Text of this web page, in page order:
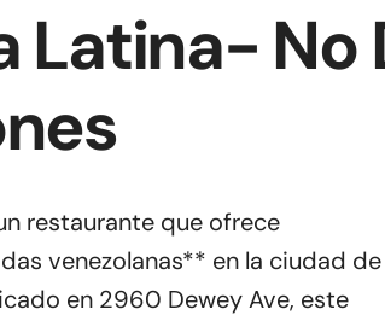
Latina- No
restaurante que ofrece
venezolanas** en la ciudad de
en 2960 Dewey Ave, este